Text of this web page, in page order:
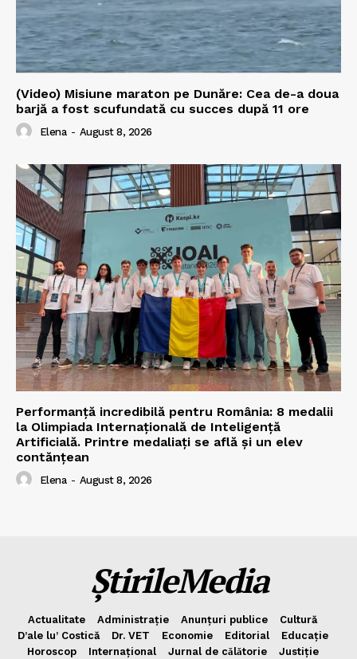
(Video) Misiune maraton pe Dunăre: Cea de-a doua
barjă a fost scufundată cu succes după 11 ore
Elena - August 8, 2026
Performanță incredibilă pentru România: 8 medalii
la Olimpiada Internațională de Inteligență
Artificială. Printre medaliați se află și un elev
contănțean
Elena - August 8, 2026
ȘtirileMedia
Actualitate Administrație Anunțuri publice
Cultură
D’ale lu’ Costică
Dr. VET Economie Editorial
Educație
Horoscop
Internațional Jurnal de cǎlǎtorie
Justiție